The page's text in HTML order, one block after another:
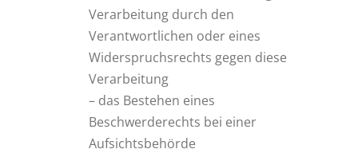
Verarbeitung durch den
Verantwortlichen oder eines
Widerspruchsrechts gegen diese
Verarbeitung
– das Bestehen eines
Beschwerderechts bei einer
Aufsichtsbehörde